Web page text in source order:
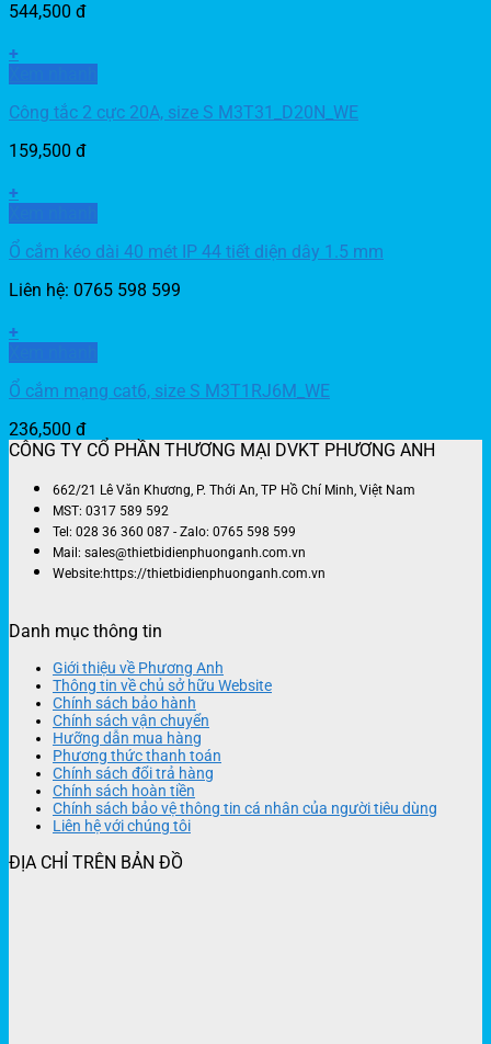
544,500 đ
+
Công tắc 2 cực 20A, size S M3T31_D20N_WE
159,500 đ
+
Ổ cắm kéo dài 40 mét IP 44 tiết diện dây 1.5 mm
Liên hệ: 0765 598 599
+
Ổ cắm mạng cat6, size S M3T1RJ6M_WE
236,500 đ
CÔNG TY CỔ PHẦN THƯƠNG MẠI DVKT PHƯƠNG ANH
662/21 Lê Văn Khương, P. Thới An, TP Hồ Chí Minh, Việt Nam
MST: 0317 589 592
Tel: 028 36 360 087 - Zalo: 0765 598 599
Mail: sales@thietbidienphuonganh.com.vn
Website:https://thietbidienphuonganh.com.vn
Danh mục thông tin
Giới thiệu về Phương Anh
Thông tin về chủ sở hữu Website
Chính sách bảo hành
Chính sách vận chuyển
Hưỡng dẫn mua hàng
Phương thức thanh toán
Chính sách đổi trả hàng
Chính sách hoàn tiền
Chính sách bảo vệ thông tin cá nhân của người tiêu dùng
Liên hệ với chúng tôi
ĐỊA CHỈ TRÊN BẢN ĐỒ